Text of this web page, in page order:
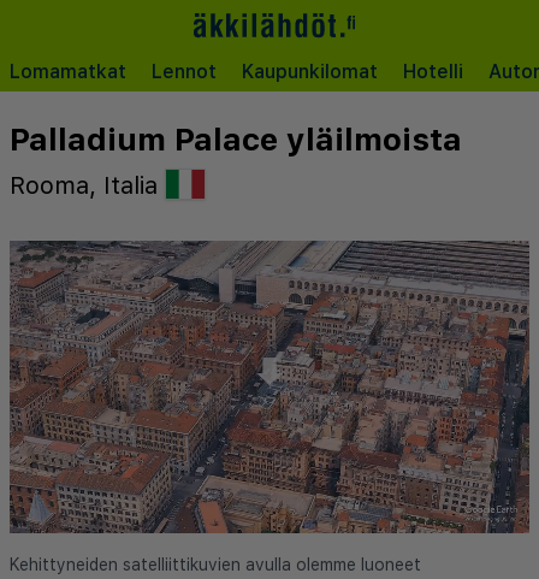
Lomamatkat Lennot Kaupunkilomat Hotelli
Palladium Palace yläilmoista
Rooma, Italia
Kehittyneiden satelliittikuvien avulla olemme luoneet